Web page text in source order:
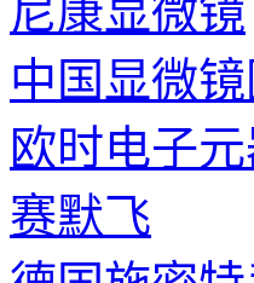
尼康显微镜
中国显微
欧时电子
赛默飞